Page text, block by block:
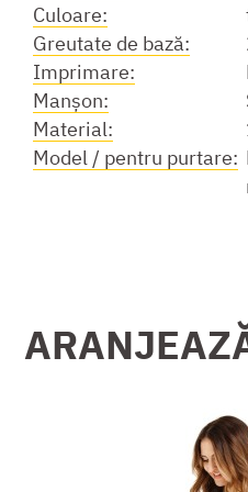
Culoare:
Greutate de bază:
Imprimare:
Manşon:
Material:
Model / pentru purtare: